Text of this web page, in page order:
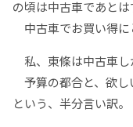
の頃は中古車であとは
中古車でお買い得に
私、東條は中古車し
予算の都合と、欲し
という、半分言い訳。